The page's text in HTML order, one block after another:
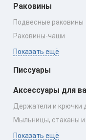
Раковины
Подвесные раковины
Раковины‑чаши
Показать ещё
Писсуары
Аксессуары для
Держатели и крючки
Мыльницы, стаканы
Показать ещё